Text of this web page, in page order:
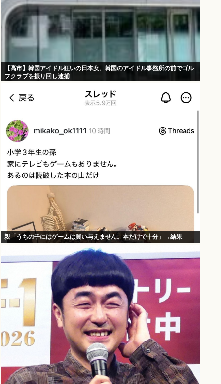
【高市】韓国アイドル狂いの日本女、韓国のアイドル事務所の前でゴル
フクラブを振り回し逮捕
親「うちの子にはゲームは買い与えません。本だけで十分」→結果